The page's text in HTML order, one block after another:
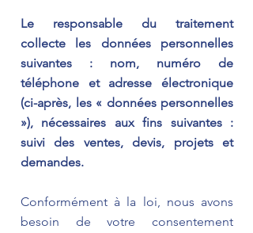
Le responsable du traitement
collecte les données personnelles
suivantes : nom, numéro de
téléphone et adresse électronique
(ci-après, les « données personnelles
»), nécessaires aux fins suivantes :
suivi des ventes, devis, projets et
demandes.
Conformément à la loi, nous avons
besoin de votre consentement